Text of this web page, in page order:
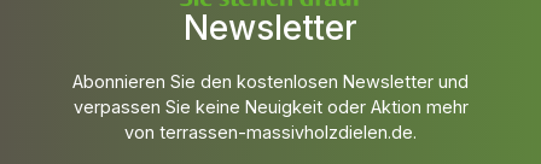
Newsletter
Abonnieren Sie den kostenlosen Newsletter und
verpassen Sie keine Neuigkeit oder Aktion mehr
von terrassen-massivholzdielen.de.